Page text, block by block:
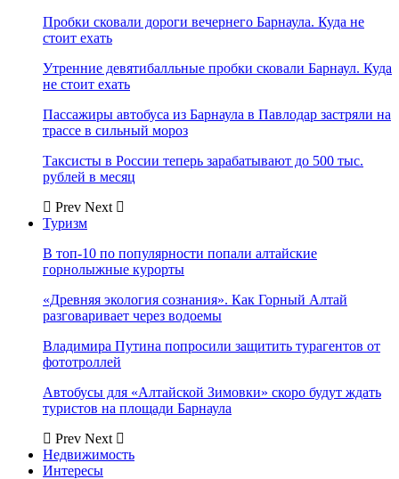
Пробки сковали дороги вечернего Барнаула. Куда не
стоит ехать
Утренние девятибалльные пробки сковали Барнаул. Куда
не стоит ехать
Пассажиры автобуса из Барнаула в Павлодар застряли на
трассе в сильный мороз
Таксисты в России теперь зарабатывают до 500 тыс.
рублей в месяц
Prev Next
Туризм
В топ-10 по популярности попали алтайские
горнолыжные курорты
«Древняя экология сознания». Как Горный Алтай
разговаривает через водоемы
Владимира Путина попросили защитить турагентов от
фототроллей
Автобусы для «Алтайской Зимовки» скоро будут ждать
туристов на площади Барнаула
Prev Next
Недвижимость
Интересы